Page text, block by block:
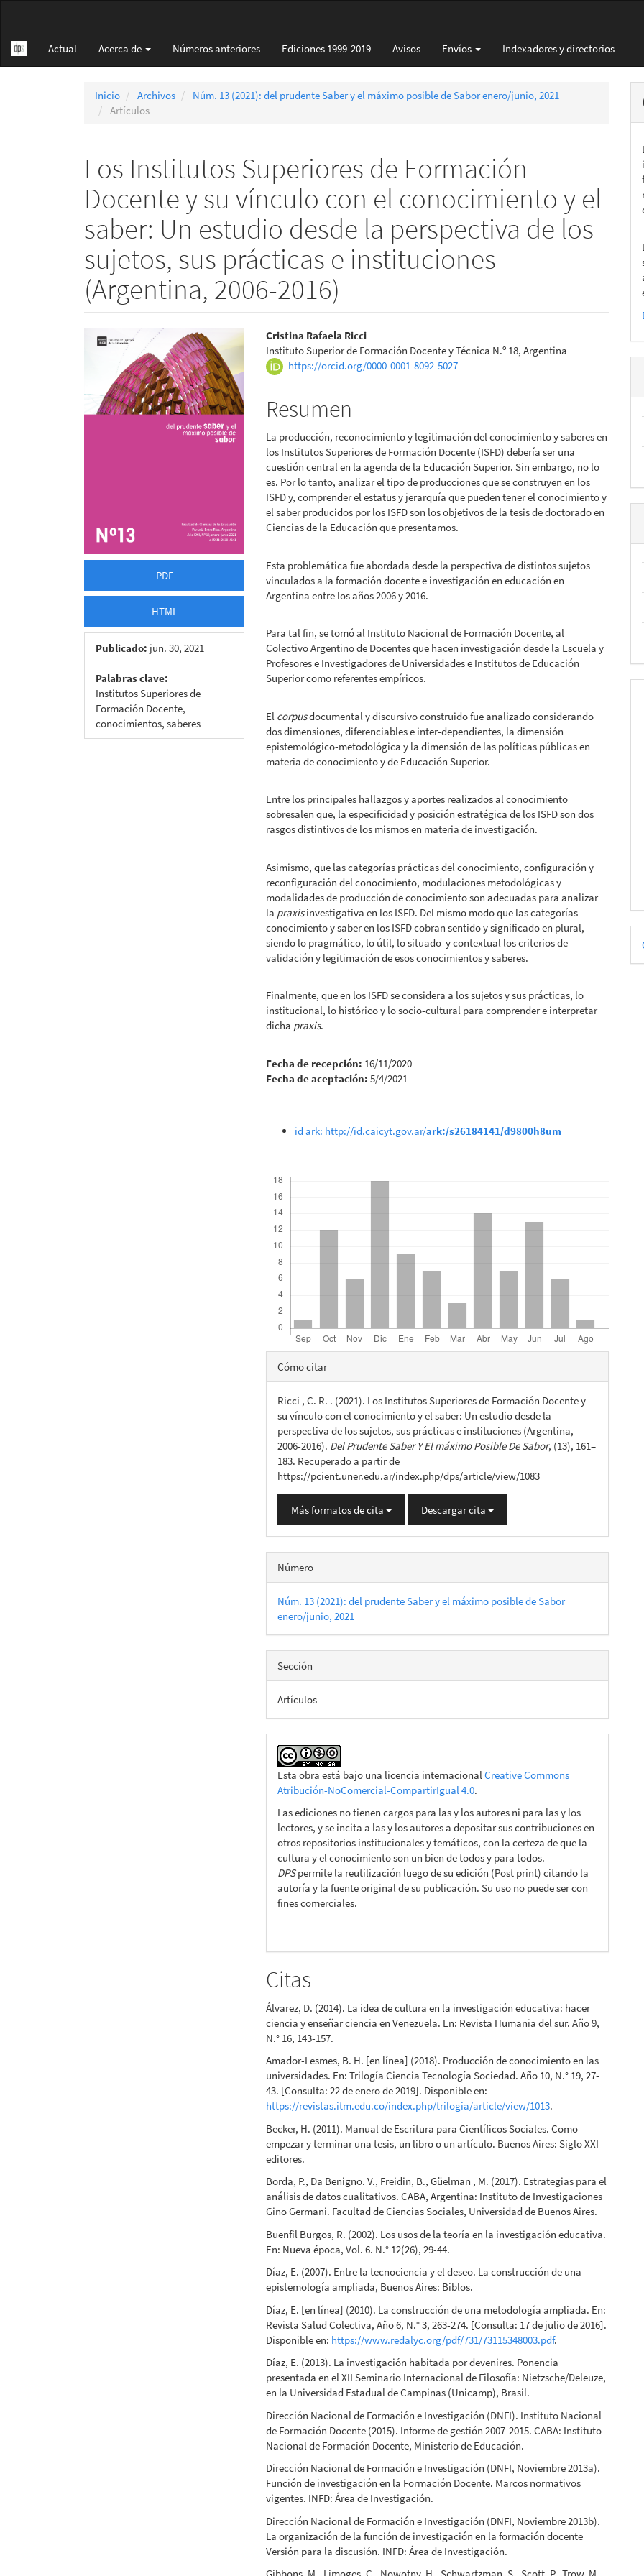
principal
Barra
Actual Acerca de Números anteriores Ediciones 1999-2019 Avisos Envíos Indexadores y directorios
Inicio Archivos
Núm. 13 (2021): del prudente Saber y el máximo posible de Sabor enero/junio, 2021
Artículos
Los Institutos Superiores de Formación
Docente y su vínculo con el conocimiento y el
saber: Un estudio desde la perspectiva de los
sujetos, sus prácticas e instituciones
(Argentina, 2006-2016)
Barra
lateral
del
artículo
PDF
HTML
Publicado: jun. 30, 2021
Palabras clave:
Institutos Superiores de
Formación Docente,
conocimientos, saberes
Contenido
principal
artículo
Cristina Rafaela Ricci
Instituto Superior de Formación Docente y Técnica N.º 18, Argentina
https://orcid.org/0000-0001-8092-5027
Resumen
La producción, reconocimiento y legitimación del conocimiento y saberes en
los Institutos Superiores de Formación Docente (ISFD) debería ser una
cuestión central en la agenda de la Educación Superior. Sin embargo, no lo
es. Por lo tanto, analizar el tipo de producciones que se construyen en los
ISFD y, comprender el estatus y jerarquía que pueden tener el conocimiento y
el saber producidos por los ISFD son los objetivos de la tesis de doctorado en
Ciencias de la Educación que presentamos.
Esta problemática fue abordada desde la perspectiva de distintos sujetos
vinculados a la formación docente e investigación en educación en
Argentina entre los años 2006 y 2016.
Para tal fin, se tomó al Instituto Nacional de Formación Docente, al
Colectivo Argentino de Docentes que hacen investigación desde la Escuela y
Profesores e Investigadores de Universidades e Institutos de Educación
Superior como referentes empíricos.
El corpusdocumental y discursivo construido fue analizado considerando
dos dimensiones, diferenciables e inter-dependientes, la dimensión
epistemológico-metodológica y la dimensión de las políticas públicas en
materia de conocimiento y de Educación Superior.
Entre los principales hallazgos y aportes realizados al conocimiento
sobresalen que, la especificidad y posición estratégica de los ISFD son dos
rasgos distintivos de los mismos en materia de investigación.
Asimismo, que las categorías prácticas del conocimiento, configuración y
reconfiguración del conocimiento, modulaciones metodológicas y
modalidades de producción de conocimiento son adecuadas para analizar
la praxisinvestigativa en los ISFD. Del mismo modo que las categorías
conocimiento y saber en los ISFD cobran sentido y significado en plural,
siendo lo pragmático, lo útil, lo situado y contextual los criterios de
validación y legitimación de esos conocimientos y saberes.
Finalmente, que en los ISFD se considera a los sujetos y sus prácticas, lo
institucional, lo histórico y lo socio-cultural para comprender e interpretar
dicha praxis.
Fecha de recepción: 16/11/2020
Fecha de aceptación: 5/4/2021
id ark: http://id.caicyt.gov.ar/ark:/s26184141/d9800h8um
Detalles
del
artículo
Cómo citar
Ricci , C. R. . (2021). Los Institutos Superiores de Formación Docente y
su vínculo con el conocimiento y el saber: Un estudio desde la
perspectiva de los sujetos, sus prácticas e instituciones (Argentina,
2006-2016). Del Prudente Saber Y El máximo Posible De Sabor, (13), 161–
183. Recuperado a partir de
https://pcient.uner.edu.ar/index.php/dps/article/view/1083
Más formatos de cita Descargar cita
Número
Núm. 13 (2021): del prudente Saber y el máximo posible de Sabor
enero/junio, 2021
Sección
Artículos
Esta obra está bajo una licencia internacionalCreative Commons
Atribución-NoComercial-CompartirIgual 4.0.
Las ediciones no tienen cargos para las y los autores ni para las y los
lectores, y se incita a las y los autores a depositar sus contribuciones en
otros repositorios institucionales y temáticos, con la certeza de que la
cultura y el conocimiento son un bien de todos y para todos.
DPSpermite la reutilización luego de su edición (Post print) citando la
autoría y la fuente original de su publicación. Su uso no puede ser con
fines comerciales.
Citas
Álvarez, D. (2014). La idea de cultura en la investigación educativa: hacer
ciencia y enseñar ciencia en Venezuela. En: Revista Humania del sur. Año 9,
N.° 16, 143-157.
Amador-Lesmes, B. H. [en línea] (2018). Producción de conocimiento en las
universidades. En: Trilogía Ciencia Tecnología Sociedad. Año 10, N.° 19, 27-
43. [Consulta: 22 de enero de 2019]. Disponible en:
https://revistas.itm.edu.co/index.php/trilogia/article/view/1013.
Becker, H. (2011). Manual de Escritura para Científicos Sociales. Como
empezar y terminar una tesis, un libro o un artículo. Buenos Aires: Siglo XXI
editores.
Borda, P., Da Benigno. V., Freidin, B., Güelman , M. (2017). Estrategias para el
análisis de datos cualitativos. CABA, Argentina: Instituto de Investigaciones
Gino Germani. Facultad de Ciencias Sociales, Universidad de Buenos Aires.
Buenfil Burgos, R. (2002). Los usos de la teoría en la investigación educativa.
En: Nueva época, Vol. 6. N.° 12(26), 29-44.
Díaz, E. (2007). Entre la tecnociencia y el deseo. La construcción de una
epistemología ampliada, Buenos Aires: Biblos.
Díaz, E. [en línea] (2010). La construcción de una metodología ampliada. En:
Revista Salud Colectiva, Año 6, N.° 3, 263-274. [Consulta: 17 de julio de 2016].
Disponible en: https://www.redalyc.org/pdf/731/73115348003.pdf.
Díaz, E. (2013). La investigación habitada por devenires. Ponencia
presentada en el XII Seminario Internacional de Filosofía: Nietzsche/Deleuze,
en la Universidad Estadual de Campinas (Unicamp), Brasil.
Dirección Nacional de Formación e Investigación (DNFI). Instituto Nacional
de Formación Docente (2015). Informe de gestión 2007-2015. CABA: Instituto
Nacional de Formación Docente, Ministerio de Educación.
Dirección Nacional de Formación e Investigación (DNFI, Noviembre 2013a).
Función de investigación en la Formación Docente. Marcos normativos
vigentes. INFD: Área de Investigación.
Dirección Nacional de Formación e Investigación (DNFI, Noviembre 2013b).
La organización de la función de investigación en la formación docente
Versión para la discusión. INFD: Área de Investigación.